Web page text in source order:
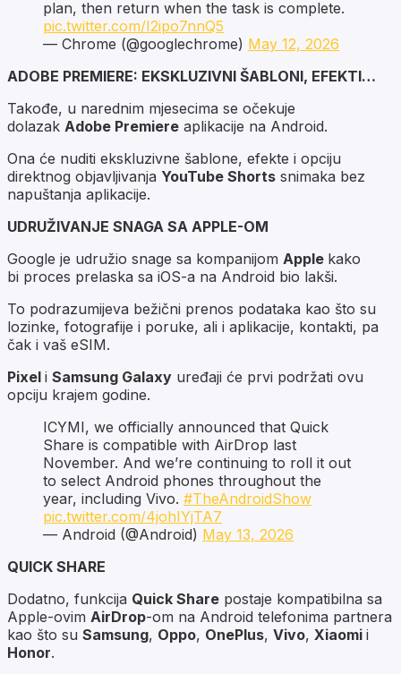
plan, then return when the task is complete.
pic.twitter.com/I2ipo7nnQ5
— Chrome (@googlechrome) May 12, 2026
ADOBE PREMIERE: EKSKLUZIVNI ŠABLONI, EFEKTI…
Takođe, u narednim mjesecima se očekuje
dolazak Adobe Premiere aplikacije na Android.
Ona će nuditi ekskluzivne šablone, efekte i opciju
direktnog objavljivanja YouTube Shorts snimaka bez
napuštanja aplikacije.
UDRUŽIVANJE SNAGA SA APPLE-OM
Google je udružio snage sa kompanijom Apple kako
bi proces prelaska sa iOS-a na Android bio lakši.
To podrazumijeva bežični prenos podataka kao što su
lozinke, fotografije i poruke, ali i aplikacije, kontakti, pa
čak i vaš eSIM.
Pixel i Samsung Galaxy uređaji će prvi podržati ovu
opciju krajem godine.
ICYMI, we officially announced that Quick
Share is compatible with AirDrop last
November. And we’re continuing to roll it out
to select Android phones throughout the
year, including Vivo. #TheAndroidShow
pic.twitter.com/4johIYjTA7
— Android (@Android) May 13, 2026
QUICK SHARE
Dodatno, funkcija Quick Share postaje kompatibilna sa
Apple-ovim AirDrop-om na Android telefonima partnera
kao što su Samsung, Oppo, OnePlus, Vivo, Xiaomi i
Honor.